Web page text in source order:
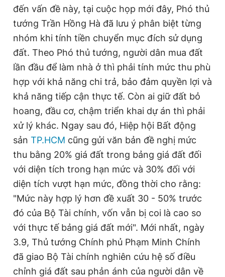
Theo dõi báo trên
Hotline
0906 645 777
Liên hệ quảng cáo
0908 780 404
Quảng cáo RSS
Tổng biên tập: Nguyễn Ngọc Toàn
Phó tổng biên tập thường trực: Hải Thành
Phó tổng biên tập: Lâm Hiếu Dũng
Phó tổng biên tập: Trần Việt Hưng
Tổng thư ký tòa soạn: Đức Trung
Giấy phép xuất bản số 110/GP - BTTTT cấp ngày 24.3.2020
© 2003-2026 Bản quyền thuộc về Báo Thanh Niên. Cấm sao
chép dưới mọi hình thức nếu không có sự chấp thuận bằng văn
bản. Phát triển bởi ePi Technologies, JSC.
đến vấn đề này, tại cuộc họp mới đây, Phó thủ
tướng Trần Hồng Hà đã lưu ý phân biệt từng
nhóm khi tính tiền chuyển mục đích sử dụng
đất. Theo Phó thủ tướng, người dân mua đất
lần đầu để làm nhà ở thì phải tính mức thu phù
hợp với khả năng chi trả, bảo đảm quyền lợi và
khả năng tiếp cận thực tế. Còn ai giữ đất bỏ
hoang, đầu cơ, chậm triển khai dự án thì phải
xử lý khác. Ngay sau đó, Hiệp hội Bất động
sản TP.HCM cũng gửi văn bản đề nghị mức
thu bằng 20% giá đất trong bảng giá đất đối
với diện tích trong hạn mức và 30% đối với
diện tích vượt hạn mức, đồng thời cho rằng:
"Mức này hợp lý hơn đề xuất 30 - 50% trước
đó của Bộ Tài chính, vốn vẫn bị coi là cao so
với thực tế bảng giá đất mới". Mới nhất, ngày
3.9, Thủ tướng Chính phủ Phạm Minh Chính
đã giao Bộ Tài chính nghiên cứu hệ số điều
chỉnh giá đất sau phản ánh của người dân về